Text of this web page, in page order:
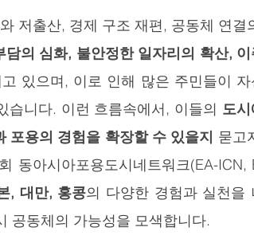
저출산, 경제 구조 재편, 공동체 연결
담의 심화, 불안정한 일자리의 확산,
있으며, 이로 인해 많은 주민들이 자
습니다. 이런 흐름속에서, 이들의 도시
포용의 경험을 확장할 수 있을지 묻고
동아시아포용도시네트워크(EA-ICN,
, 대만, 홍콩의 다양한 경험과 실천을
공동체의 가능성을 모색합니다.